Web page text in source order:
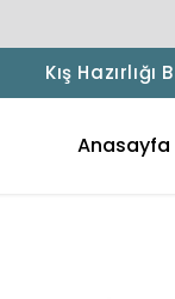
Kış
Anasayfa